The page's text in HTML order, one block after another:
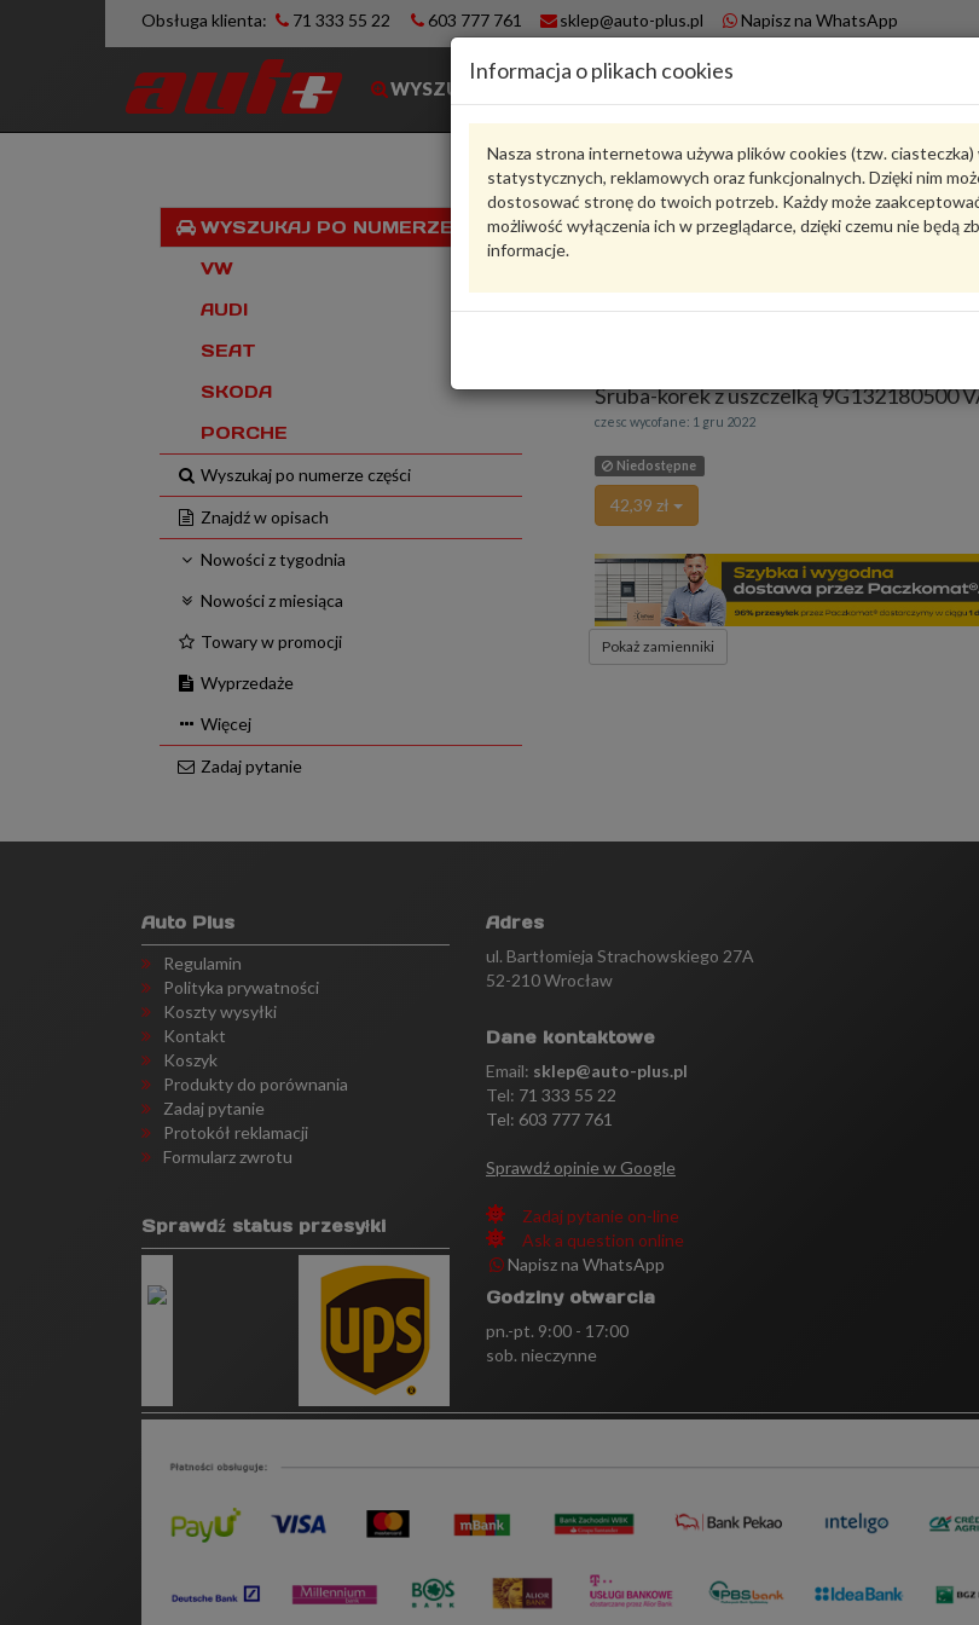
Obsługa klienta: 71 333 55 22 603 777 761 sklep@auto-plus.pl Napisz na WhatsApp
WYSZUKIWARKA
Informacja o plikach cookies
Nasza strona internetowa używa plików cookies (tzw. ciasteczka)
statystycznych, reklamowych oraz funkcjonalnych. Dzięki nim
dostosować stronę do twoich potrzeb. Każdy może
możliwość wyłączenia ich w przeglądarce, dzięki czemu nie będą
informacje.
WYSZUKAJ PO NUMERZE VIN
VW
AUDI
SEAT
SKODA
PORCHE
Wyszukaj po numerze części
Znajdź w opisach
Nowości z tygodnia
Nowości z miesiąca
Towary w promocji
Wyprzedaże
Więcej
Zadaj pytanie
Karta produktu
VAG - produkt oryginalny VW AUDI SEAT SKODA
Śruba-korek z uszczelką 9G132180500
czesc wycofane: 1 gru 2022
Niedostępne
42,39 zł
Pokaż zamienniki
Auto Plus
Regulamin
Polityka prywatności
Koszty wysyłki
Kontakt
Koszyk
Produkty do porównania
Zadaj pytanie
Protokół reklamacji
Formularz zwrotu
Sprawdź status przesyłki
Adres
ul. Bartłomieja Strachowskiego 27A
52-210 Wrocław
Dane kontaktowe
Email: sklep@auto-plus.pl
Tel: 71 333 55 22
Tel: 603 777 761
Sprawdź opinie w Google
Zadaj pytanie on-line
Ask a question online
Napisz na WhatsApp
Godziny otwarcia
pn.-pt. 9:00 - 17:00
sob. nieczynne